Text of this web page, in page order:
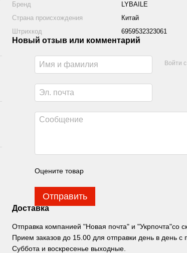
Бренд
LYBAILE
Страна происхождения
Китай
Штрихкод
6959532323061
Новый отзыв или комментарий
Войти
Оцените товар
Отправить
Доставка
Отправка компанией "Новая почта" и "Укрпочта"со
Прием заказов до 15.00 для отправки день в день с
Суббота и воскресенье выходные.